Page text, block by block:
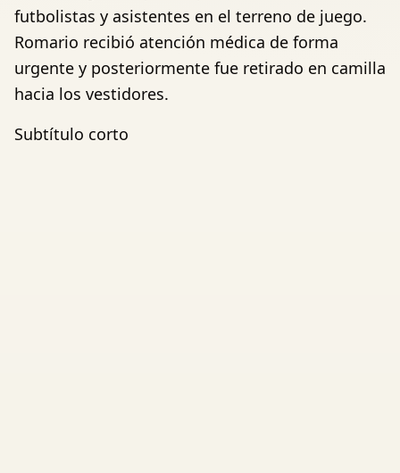
futbolistas y asistentes en el terreno de juego.
Romario recibió atención médica de forma
urgente y posteriormente fue retirado en camilla
hacia los vestidores.
Subtítulo corto